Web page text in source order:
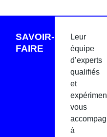
SAVOIR-
FAIRE
Leur
équipe
d’experts
qualifiés
et
vous
à